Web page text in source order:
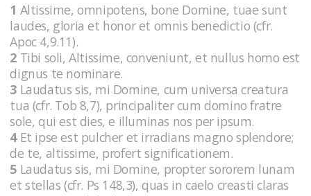
1 Altissime, omnipotens, bone Domine, tuae sunt
laudes, gloria et honor et omnis benedictio (cfr.
Apoc 4,9.11).
2 Tibi soli, Altissime, conveniunt, et nullus homo est
dignus te nominare.
3 Laudatus sis, mi Domine, cum universa creatura
tua (cfr. Tob 8,7), principaliter cum domino fratre
sole, qui est dies, e illuminas nos per ipsum.
4Et ipse est pulcher et irradians magno splendore;
de te, altissime, profert significationem.
5 Laudatus sis, mi Domine, propter sororem lunam
et stellas (cfr. Ps 148,3), quas in caelo creasti claras